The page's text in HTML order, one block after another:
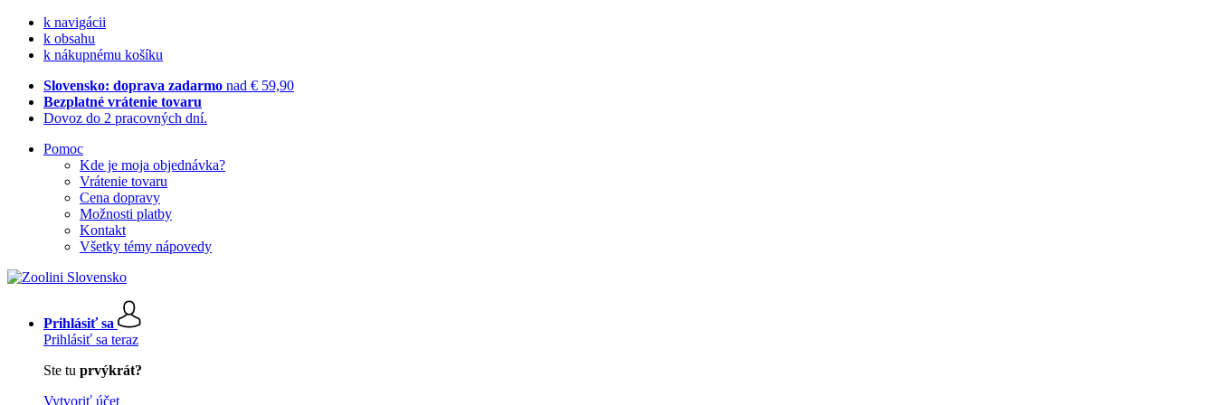
k navigácii
k obsahu
k nákupnému košíku
Slovensko: doprava zadarmo nad € 59,90
Bezplatné vrátenie tovaru
Dovoz do 2 pracovných dní.
Pomoc
Kde je moja objednávka?
Vrátenie tovaru
Cena dopravy
Možnosti platby
Kontakt
Všetky témy nápovedy
Prihlásiť sa
Prihlásiť sa teraz
Ste tu prvýkrát?
Vytvoriť účet